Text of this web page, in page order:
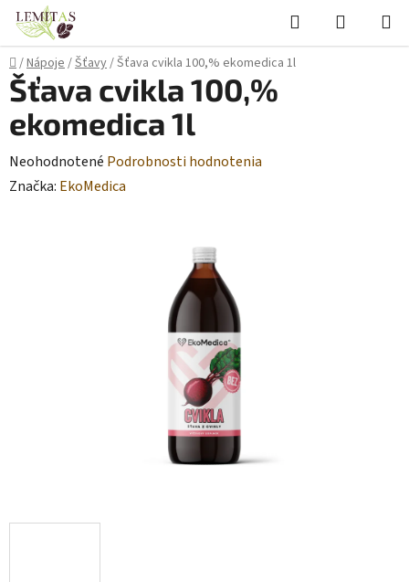
Prejsť
obsah
Hľadať
KOŠÍK
Domov
/Nápoje/Šťavy/Šťava cvikla 100,% ekomedica 1l
Šťava cvikla 100,%
ekomedica 1l
Priemerné
hodnotenie
Neohodnotené Podrobnosti hodnotenia
Značka: EkoMedica